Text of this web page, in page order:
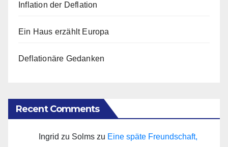
Inflation der Deflation
Ein Haus erzählt Europa
Deflationäre Gedanken
Recent Comments
Ingrid zu Solms zu Eine späte Freundschaft,